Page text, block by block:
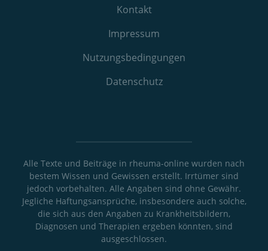
Kontakt
Impressum
Nutzungs­bedingungen
Datenschutz
Alle Texte und Beiträge in rheuma-online wurden nach
bestem Wissen und Gewissen erstellt. Irrtümer sind
jedoch vorbehalten. Alle Angaben sind ohne Gewähr.
Jegliche Haftungsansprüche, insbesondere auch solche,
die sich aus den Angaben zu Krankheitsbildern,
Diagnosen und Therapien ergeben könnten, sind
ausgeschlossen.